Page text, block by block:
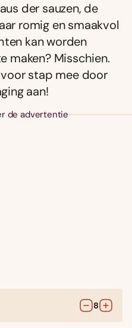
der sauzen, de
romig en smaakvol
kan worden
maken? Misschien.
stap mee door
aan!
de advertentie
8